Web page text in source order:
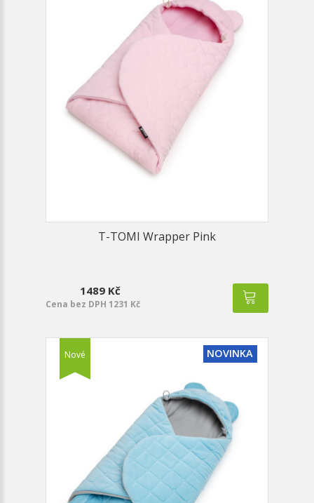
T-TOMI Wrapper Pink
1489 Kč
Cena bez DPH 1231 Kč
Nové NOVINKA